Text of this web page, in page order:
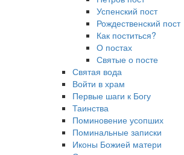
Успенский пост
Рождественский пост
Как поститься?
О постах
Святые о посте
Святая вода
Войти в храм
Первые шаги к Богу
Таинства
Поминовение усопших
Поминальные записки
Иконы Божией матери